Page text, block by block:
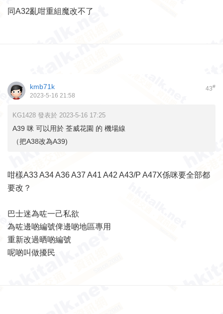
同A32亂咁重組魔改不了
43#
kmb71k
2023-5-16 21:58
KG1428 發表於 2023-5-16 17:25
A39 咪 可以用於 荃威花園 的 機場線
（把A38改為A39)
咁樣A33 A34 A36 A37 A41 A42 A43/P A47X係咪要全部都
要改？
巴士迷為咗一己私欲
為咗邊啲編號俾邊啲地區專用
重新改過晒啲編號
呢啲叫做擾民